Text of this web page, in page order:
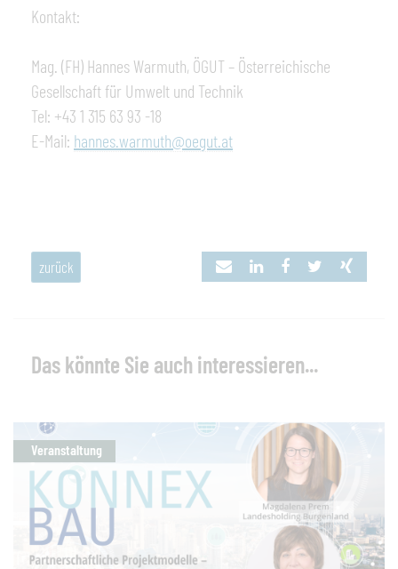
Kontakt:
Mag. (FH) Hannes Warmuth, ÖGUT – Österreichische
Gesellschaft für Umwelt und Technik
Tel: +43 1 315 63 93 -18
E-Mail: hannes.warmuth@oegut.at
zurück
Das könnte Sie auch interessieren...
Veranstaltung